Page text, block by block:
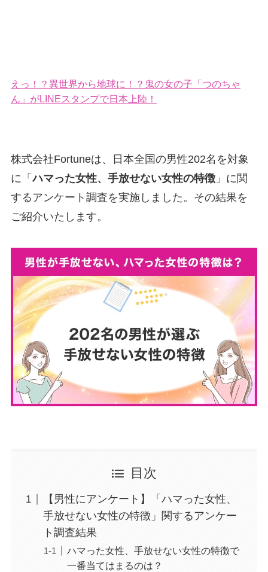
えっ！？異世界から地球に！？鬼の女の子「つのちゃ
ん」がLINEスタンプで日本上陸！
株式会社Fortuneは、日本全国の男性202名を対象
に「ハマった女性、手放せない女性の特徴」に関
するアンケート調査を実施しました。その結果を
ご紹介いたします。
目次
【男性にアンケート】「ハマった女性、
手放せない女性の特徴」関するアンケー
ト調査結果
ハマった女性、手放せない女性の特徴で
一番当てはまるのは？